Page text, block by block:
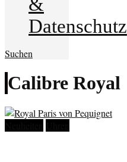
Datenschutz
Suchen
Calibre Royal